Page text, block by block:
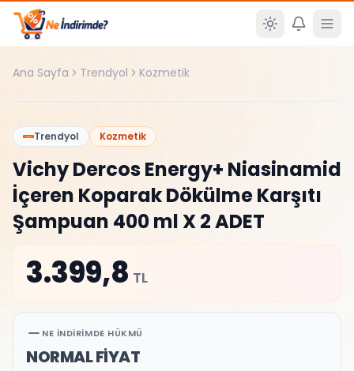
Ana içeriğe atla
Ana Sayfa Trendyol Kozmetik
%0
Trendyol Kozmetik
Vichy Dercos Energy+ Niasinamid
İçeren Koparak Dökülme Karşıtı
Şampuan 400 ml X 2 ADET
3.399,8 TL
NE İNDIRIMDE HÜKMÜ
NORMAL FİYAT